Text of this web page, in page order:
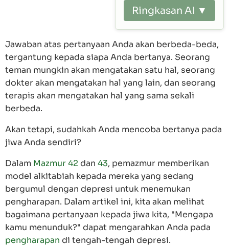
Ringkasan AI ▼
Jawaban atas pertanyaan Anda akan berbeda-beda,
tergantung kepada siapa Anda bertanya. Seorang
teman mungkin akan mengatakan satu hal, seorang
dokter akan mengatakan hal yang lain, dan seorang
terapis akan mengatakan hal yang sama sekali
berbeda.
Akan tetapi, sudahkah Anda mencoba bertanya pada
jiwa Anda sendiri?
Dalam Mazmur 42 dan 43, pemazmur memberikan
model alkitabiah kepada mereka yang sedang
bergumul dengan depresi untuk menemukan
pengharapan. Dalam artikel ini, kita akan melihat
bagaimana pertanyaan kepada jiwa kita, "Mengapa
kamu menunduk?" dapat mengarahkan Anda pada
pengharapan di tengah-tengah depresi.